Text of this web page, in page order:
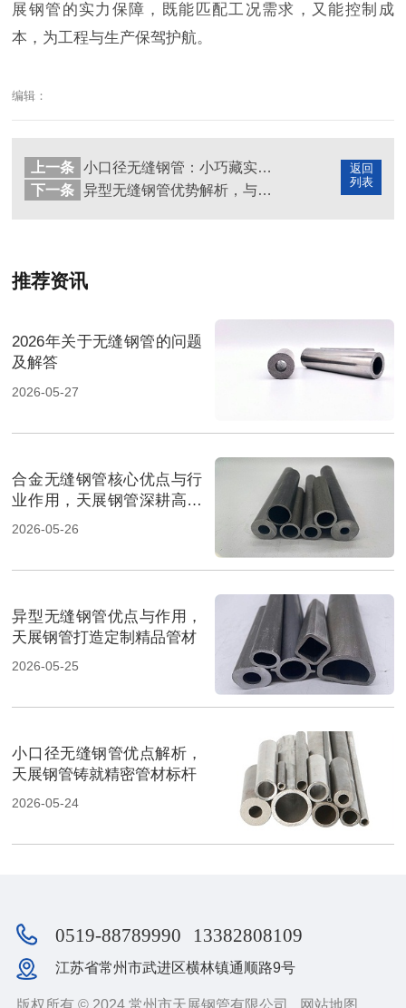
展钢管的实力保障，既能匹配工况需求，又能控制成
本，为工程与生产保驾护航。
编辑：
返回
列表
上一条
小口径无缝钢管：小巧藏实力，这些核心优势不可替代
下一条
异型无缝钢管优势解析，与普通钢管的核心差异
推荐资讯
2026年关于无缝钢管的问题
及解答
2026-05-27
合金无缝钢管核心优点与行
业作用，天展钢管深耕高端
管材
2026-05-26
异型无缝钢管优点与作用，
天展钢管打造定制精品管材
2026-05-25
小口径无缝钢管优点解析，
天展钢管铸就精密管材标杆
2026-05-24
0519-88789990 13382808109
江苏省常州市武进区横林镇通顺路9号
版权所有 © 2024 常州市天展钢管有限公司 网站地图